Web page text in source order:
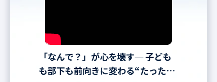
「なんで？」が心を壊す─ 子ども
も部下も前向きに変わる“たった一